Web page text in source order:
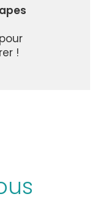
!